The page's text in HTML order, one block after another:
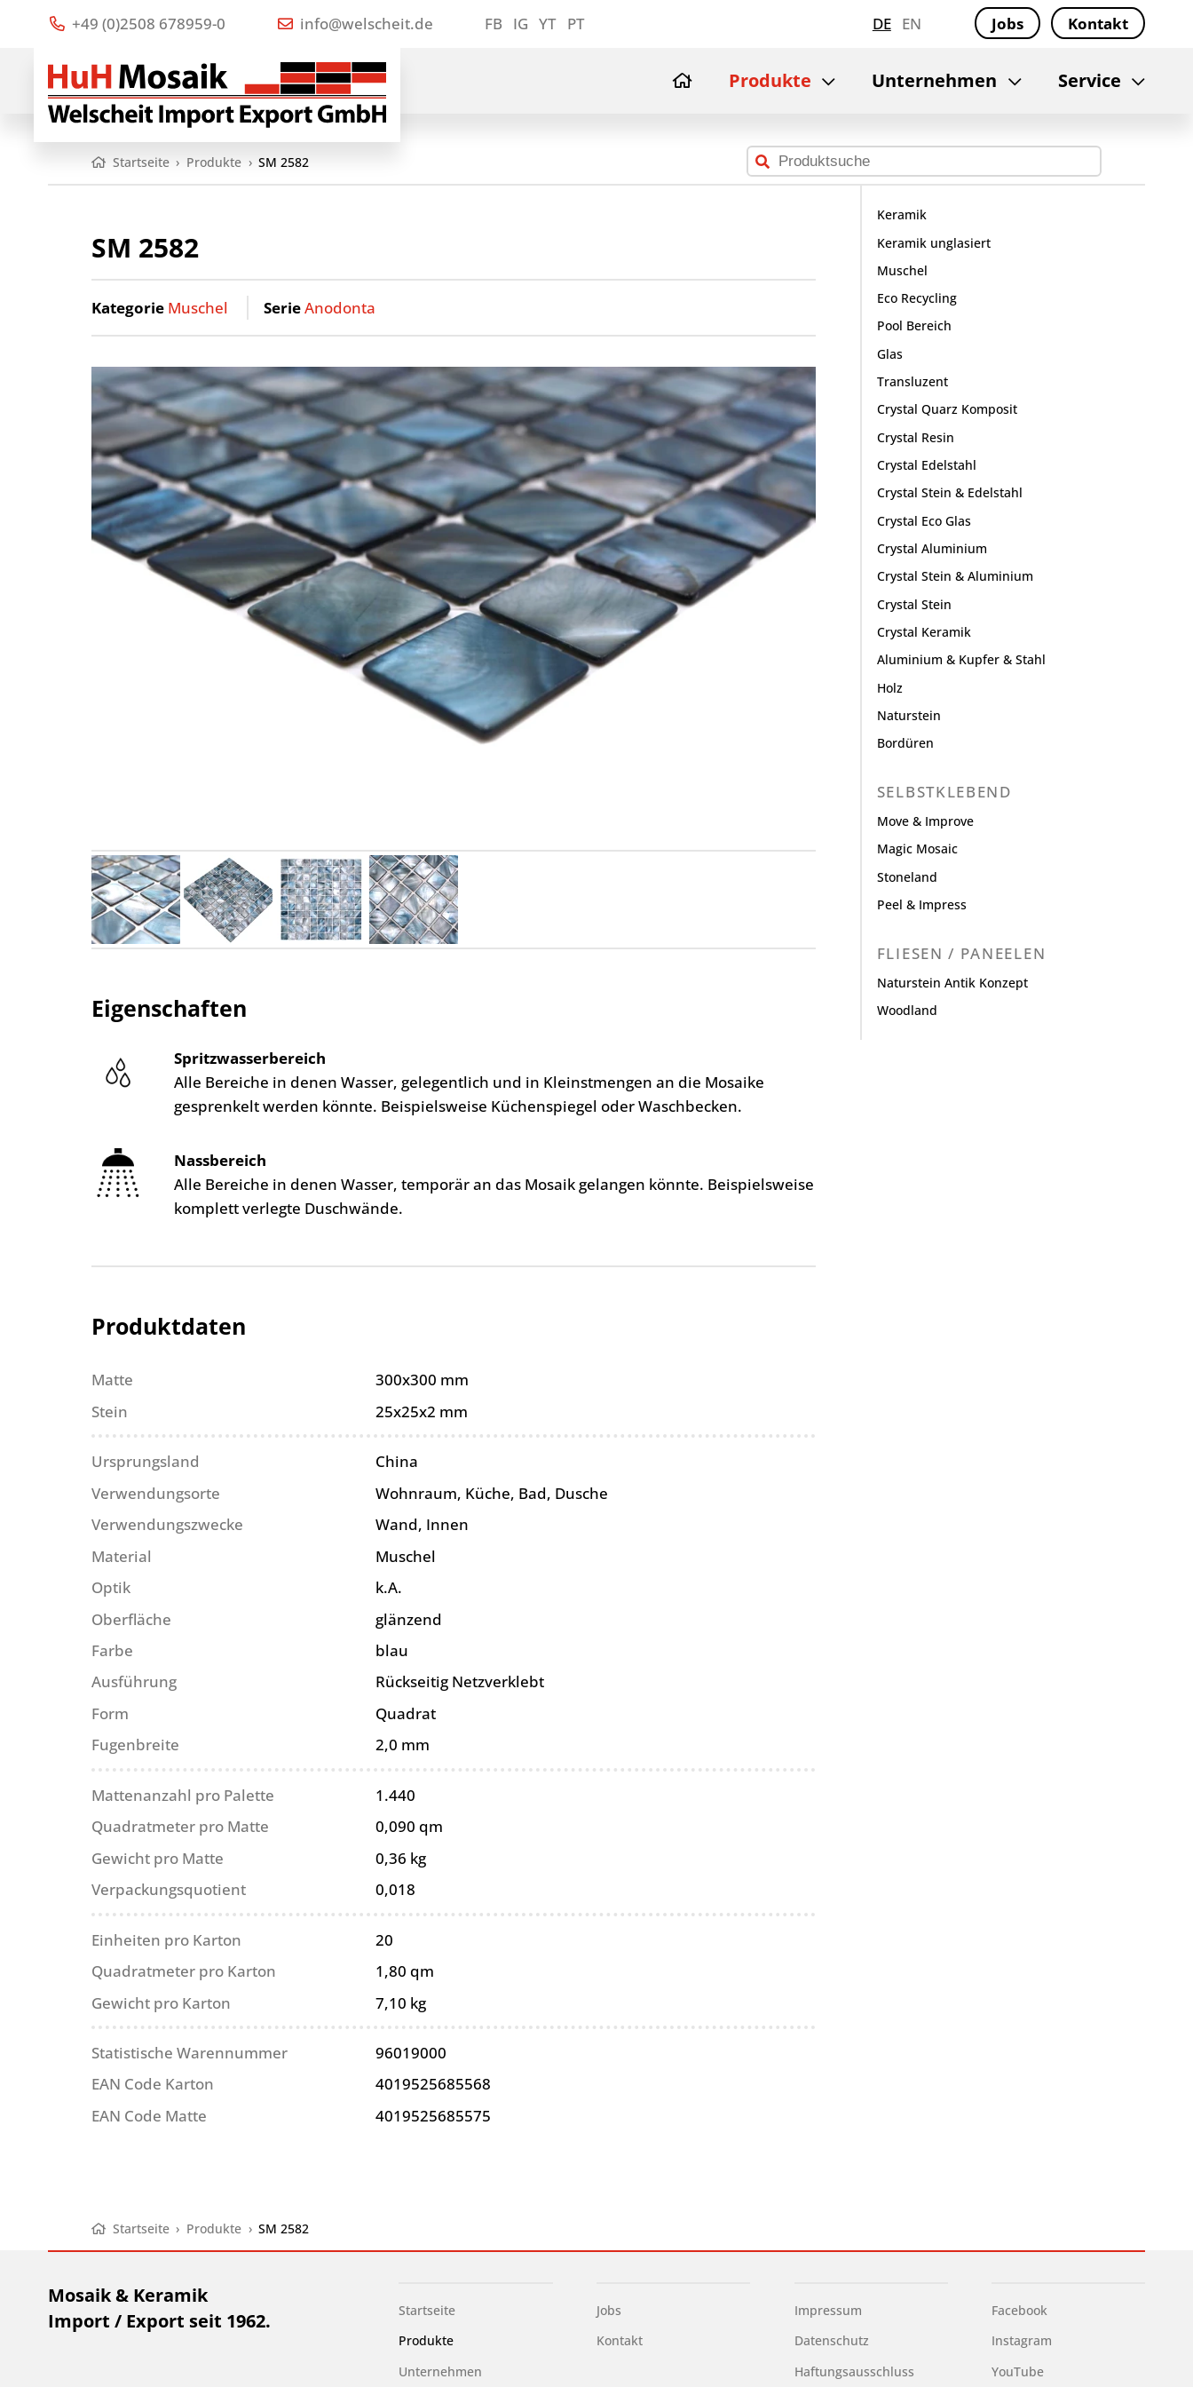
+49 (0)2508 678959-0 info@welscheit.de FB IG YT PT DE EN Jobs Kontakt
Produkte Unternehmen Service
Startseite › Produkte › SM 2582
SM 2582
Kategorie Muschel SerieAnodonta
Eigenschaften
Spritzwasserbereich
Alle Bereiche in denen Wasser, gelegentlich und in Kleinstmengen an die Mosaike
gesprenkelt werden könnte. Beispielsweise Küchenspiegel oder Waschbecken.
Nassbereich
Alle Bereiche in denen Wasser, temporär an das Mosaik gelangen könnte. Beispielsweise
komplett verlegte Duschwände.
Produktdaten
Matte
300x300 mm
Stein
25x25x2 mm
Ursprungsland
China
Verwendungsorte
Wohnraum, Küche, Bad, Dusche
Verwendungszwecke
Wand, Innen
Material
Muschel
Optik
k.A.
Oberfläche
glänzend
Farbe
blau
Ausführung
Rückseitig Netzverklebt
Form
Quadrat
Fugenbreite
2,0 mm
Mattenanzahl pro Palette
1.440
Quadratmeter pro Matte
0,090 qm
Gewicht pro Matte
0,36 kg
Verpackungsquotient
0,018
Einheiten pro Karton
20
Quadratmeter pro Karton
1,80 qm
Gewicht pro Karton
7,10 kg
Statistische Warennummer
96019000
EAN Code Karton
4019525685568
EAN Code Matte
4019525685575
Keramik
Keramik unglasiert
Muschel
Eco Recycling
Pool Bereich
Glas
Transluzent
Crystal Quarz Komposit
Crystal Resin
Crystal Edelstahl
Crystal Stein & Edelstahl
Crystal Eco Glas
Crystal Aluminium
Crystal Stein & Aluminium
Crystal Stein
Crystal Keramik
Aluminium & Kupfer & Stahl
Holz
Naturstein
Bordüren
SELBSTKLEBEND
Move & Improve
Magic Mosaic
Stoneland
Peel & Impress
FLIESEN / PANEELEN
Naturstein Antik Konzept
Woodland
Startseite › Produkte › SM 2582
Mosaik & Keramik
Import / Export seit 1962.
Startseite
Produkte
Unternehmen
Jobs
Kontakt
Impressum
Datenschutz
Haftungsausschluss
Facebook
Instagram
YouTube